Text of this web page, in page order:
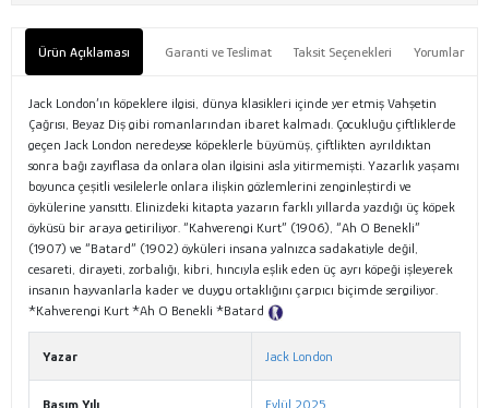
Ürün Açıklaması Garanti ve Teslimat Taksit Seçenekleri Yorumlar
Jack London’ın köpeklere ilgisi, dünya klasikleri içinde yer etmiş Vahşetin
Çağrısı, Beyaz Diş gibi romanlarından ibaret kalmadı. Çocukluğu çiftliklerde
geçen Jack London neredeyse köpeklerle büyümüş, çiftlikten ayrıldıktan
sonra bağı zayıflasa da onlara olan ilgisini asla yitirmemişti. Yazarlık yaşamı
boyunca çeşitli vesilelerle onlara ilişkin gözlemlerini zenginleştirdi ve
öykülerine yansıttı. Elinizdeki kitapta yazarın farklı yıllarda yazdığı üç köpek
öyküsü bir araya getiriliyor. “Kahverengi Kurt” (1906), “Ah O Benekli”
(1907) ve “Batard” (1902) öyküleri insana yalnızca sadakatiyle değil,
cesareti, dirayeti, zorbalığı, kibri, hıncıyla eşlik eden üç ayrı köpeği işleyerek
insanın hayvanlarla kader ve duygu ortaklığını çarpıcı biçimde sergiliyor.
*Kahverengi Kurt *Ah O Benekli *Batard
Yazar Jack London
Basım Yılı Eylül 2025